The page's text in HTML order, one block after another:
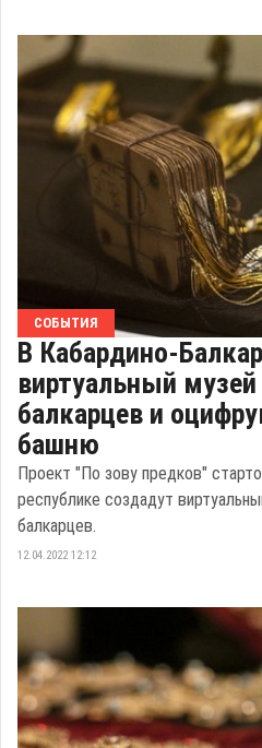
СОБЫТИЯ
В Кабардино-
виртуальный
балкарцев и
башню
Проект "По зову предков"
республике создадут
балкарцев.
12.04.2022 12:12